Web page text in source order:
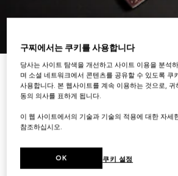
4
메탈 태그 카드 케이스
₩480,000
다른 스타일브라운 레더
구찌에서는 쿠키를 사용합니다
당사는 사이트 탐색을 개선하고 사이트 이용을 분석
며 소셜 네트워크에서 콘텐츠를 공유할 수 있도록 쿠
사용합니다. 본 웹사이트를 계속 이용하는 것으로,
동의 의사를 표하게 됩니다.
이 웹 사이트에서의 기술과 기술의 적용에 대한 자세
참조하십시오.
쿠키 설정
OK